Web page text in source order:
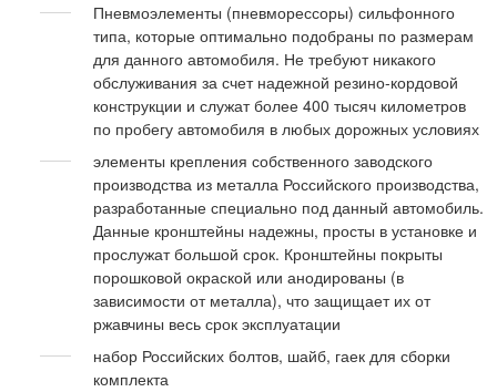
Пневмоэлементы (пневморессоры) сильфонного
типа, которые оптимально подобраны по размерам
для данного автомобиля. Не требуют никакого
обслуживания за счет надежной резино-кордовой
конструкции и служат более 400 тысяч километров
по пробегу автомобиля в любых дорожных условиях
элементы крепления собственного заводского
производства из металла Российского производства,
разработанные специально под данный автомобиль.
Данные кронштейны надежны, просты в установке и
прослужат большой срок. Кронштейны покрыты
порошковой окраской или анодированы (в
зависимости от металла), что защищает их от
ржавчины весь срок эксплуатации
набор Российских болтов, шайб, гаек для сборки
комплекта